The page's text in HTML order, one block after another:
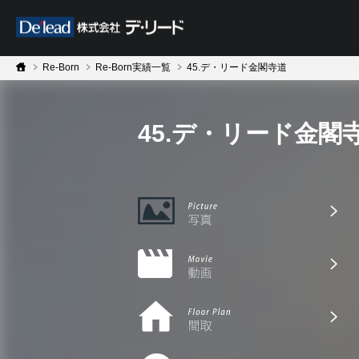
Re-Born Re-Born実績一覧 45.デ・リード金閣寺道
45.デ・リード金閣